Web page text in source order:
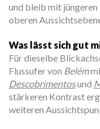
und bleib mit jüngeren
oberen
Was lässt sich gut
Für dieselbe
Flussufer von Belém
Descobrimentosund
stärkeren Kontrast
weiteren